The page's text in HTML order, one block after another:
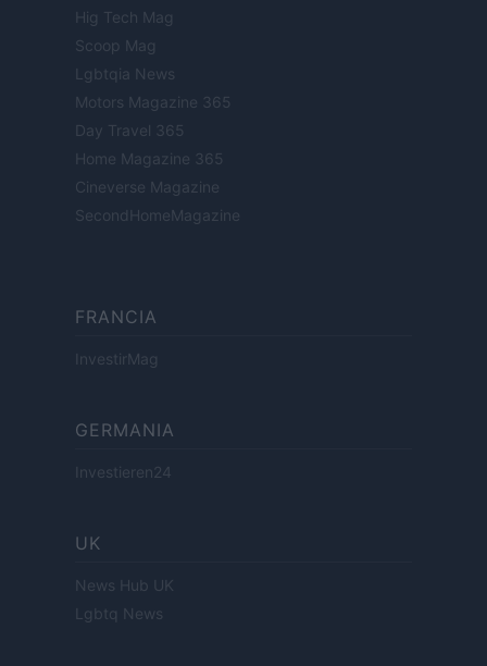
Hig Tech Mag
Scoop Mag
Lgbtqia News
Motors Magazine 365
Day Travel 365
Home Magazine 365
Cineverse Magazine
SecondHomeMagazine
FRANCIA
InvestirMag
GERMANIA
Investieren24
UK
News Hub UK
Lgbtq News